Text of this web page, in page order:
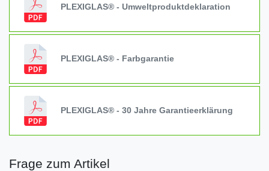
PLEXIGLAS® - Umweltproduktdeklaration
PLEXIGLAS® - Farbgarantie
PLEXIGLAS® - 30 Jahre Garantieerklärung
Frage zum Artikel